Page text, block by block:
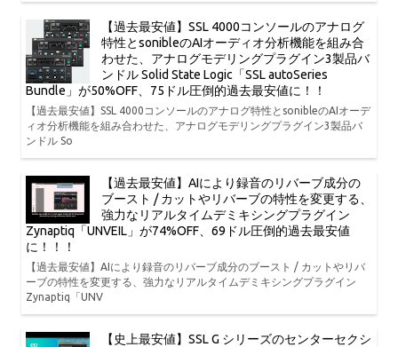
【過去最安値】SSL 4000コンソールのアナログ
特性とsonibleのAIオーディオ分析機能を組み合
わせた、アナログモデリングプラグイン3製品バ
ンドル Solid State Logic「SSL autoSeries
Bundle」が50%OFF、75ドル圧倒的過去最安値に！！
【過去最安値】SSL 4000コンソールのアナログ特性とsonibleのAIオーデ
ィオ分析機能を組み合わせた、アナログモデリングプラグイン3製品バ
ンドル So
【過去最安値】AIにより録音のリバーブ成分の
ブースト / カットやリバーブの特性を変更する、
強力なリアルタイムデミキシングプラグイン
Zynaptiq「UNVEIL」が74%OFF、69ドル圧倒的過去最安値
に！！！
【過去最安値】AIにより録音のリバーブ成分のブースト / カットやリバ
ーブの特性を変更する、強力なリアルタイムデミキシングプラグイン
Zynaptiq「UNV
【史上最安値】SSL G シリーズのセンターセクシ